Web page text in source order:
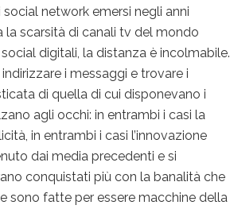
network emersi negli anni
la scarsità di canali tv del mondo
digitali, la distanza è incolmabile.
i messaggi e trovare i
di quella di cui disponevano i
agli occhi: in entrambi i casi la
in entrambi i casi l’innovazione
dai media precedenti e si
conquistati più con la banalità che
sono fatte per essere macchine della